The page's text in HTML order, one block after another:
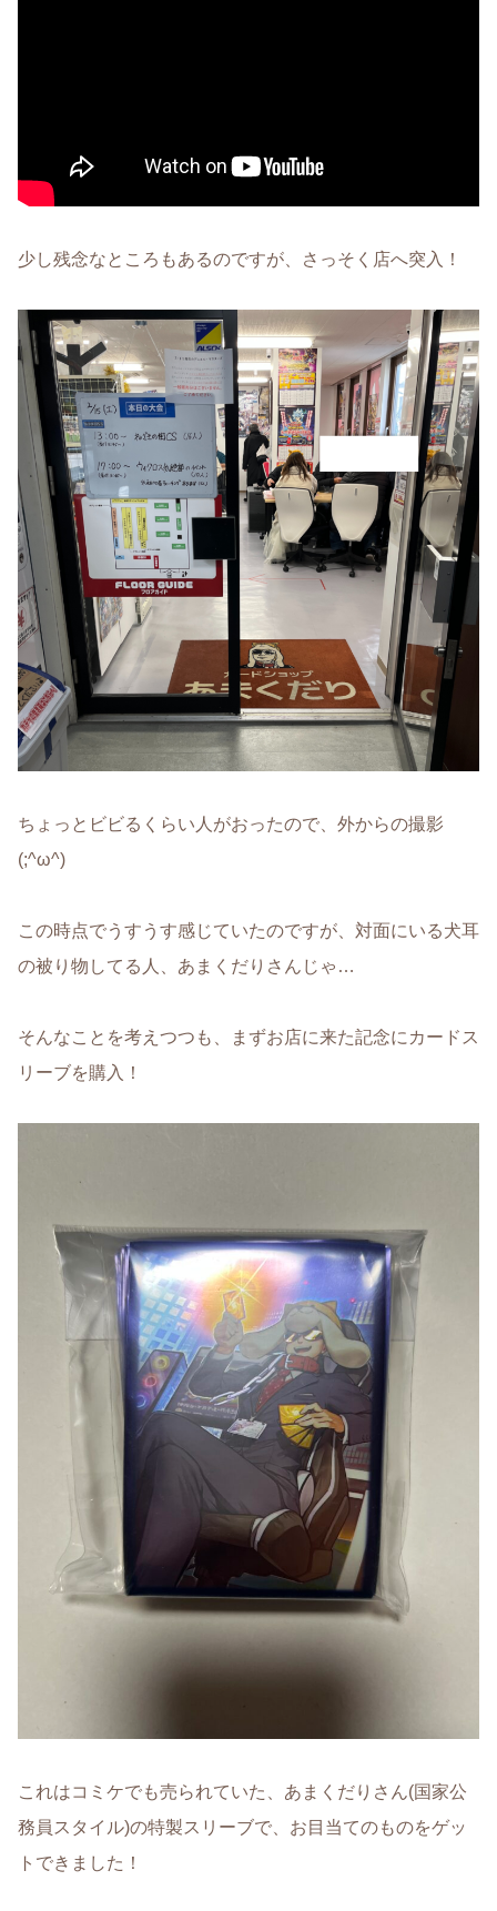
少し残念なところもあるのですが、さっそく店へ突入！
ちょっとビビるくらい人がおったので、外からの撮影
(;^ω^)
この時点でうすうす感じていたのですが、対面にいる犬耳
の被り物してる人、あまくだりさんじゃ…
そんなことを考えつつも、まずお店に来た記念にカードス
リーブを購入！
これはコミケでも売られていた、あまくだりさん(国家公
務員スタイル)の特製スリーブで、お目当てのものをゲッ
トできました！